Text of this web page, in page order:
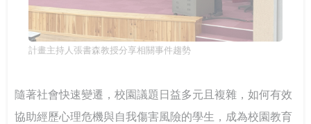
計畫主持人張書森教授分享相關事件趨勢
隨著社會快速變遷，校園議題日益多元且複雜，如何有效
協助經歷心理危機與自我傷害風險的學生，成為校園教育